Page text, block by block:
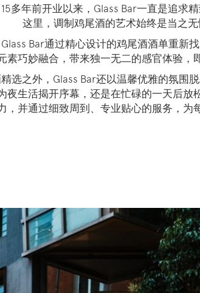
多年前开业以来，Glass Bar一直是追求
这里，调制鸡尾酒的艺术始终是当之无
Bar通过精心设计的鸡尾酒酒单重新
素巧妙融合，带来独一无二的感官体验，
选之外，Glass Bar还以温馨优雅的氛围
夜生活揭开序幕，还是在忙碌的一天后放
，并通过细致周到、专业贴心的服务，为